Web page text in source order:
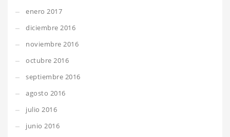
enero 2017
diciembre 2016
noviembre 2016
octubre 2016
septiembre 2016
agosto 2016
julio 2016
junio 2016